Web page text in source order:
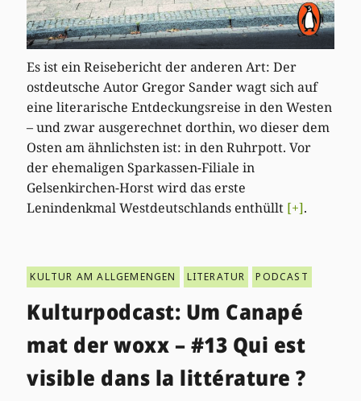
Es ist ein Reisebericht der anderen Art: Der
ostdeutsche Autor Gregor Sander wagt sich auf
eine literarische Entdeckungsreise in den Westen
– und zwar ausgerechnet dorthin, wo dieser dem
Osten am ähnlichsten ist: in den Ruhrpott. Vor
der ehemaligen Sparkassen-Filiale in
Gelsenkirchen-Horst wird das erste
Lenindenkmal Westdeutschlands enthüllt [+].
KULTUR AM ALLGEMENGEN LITERATUR PODCAST
Kulturpodcast: Um Canapé
mat der woxx – #13 Qui est
visible dans la littérature ?